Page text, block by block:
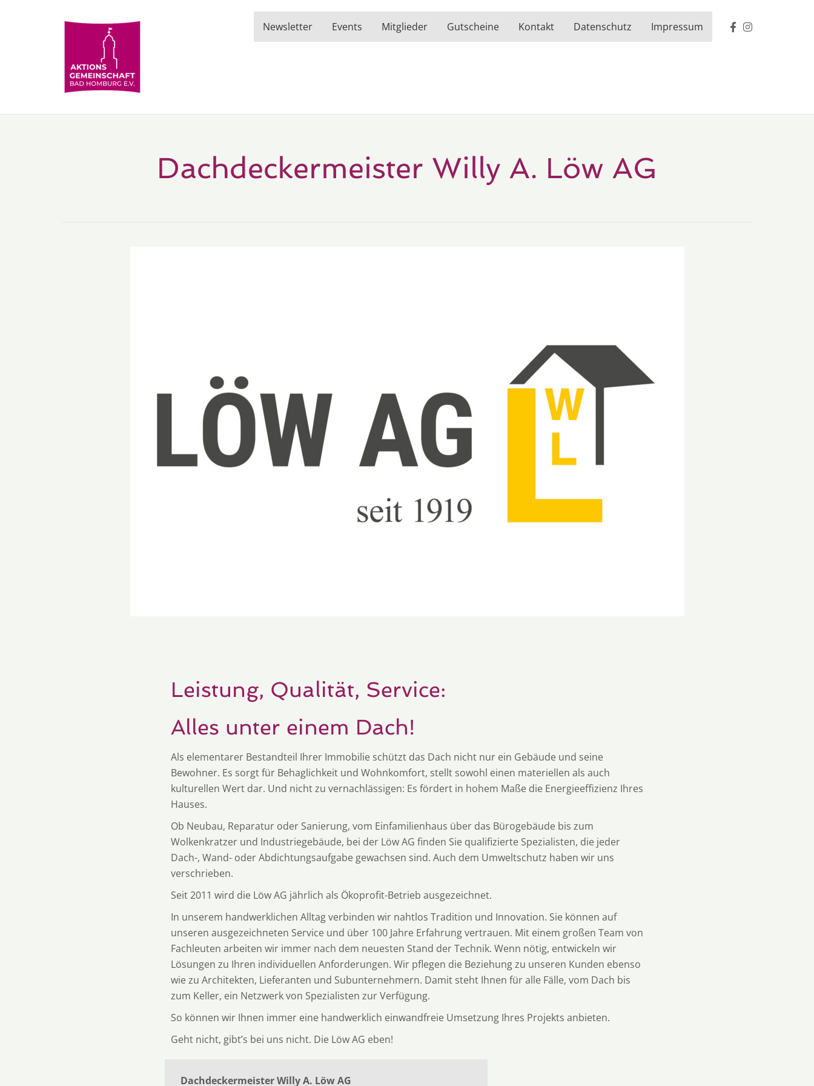
Newsletter Events Mitglieder Gutscheine Kontakt Datenschutz Impressum
Dachdeckermeister Willy A. Löw AG
Leistung, Qualität, Service:
Alles unter einem Dach!
Als elementarer Bestandteil Ihrer Immobilie schützt das Dach nicht nur ein Gebäude und seine
Bewohner. Es sorgt für Behaglichkeit und Wohnkomfort, stellt sowohl einen materiellen als auch
kulturellen Wert dar. Und nicht zu vernachlässigen: Es fördert in hohem Maße die Energieeffizienz Ihres
Hauses.
Ob Neubau, Reparatur oder Sanierung, vom Einfamilienhaus über das Bürogebäude bis zum
Wolkenkratzer und Industriegebäude, bei der Löw AG finden Sie qualifizierte Spezialisten, die jeder
Dach-, Wand- oder Abdichtungsaufgabe gewachsen sind. Auch dem Umweltschutz haben wir uns
verschrieben.
Seit 2011 wird die Löw AG jährlich als Ökoprofit-Betrieb ausgezeichnet.
In unserem handwerklichen Alltag verbinden wir nahtlos Tradition und Innovation. Sie können auf
unseren ausgezeichneten Service und über 100 Jahre Erfahrung vertrauen. Mit einem großen Team von
Fachleuten arbeiten wir immer nach dem neuesten Stand der Technik. Wenn nötig, entwickeln wir
Lösungen zu Ihren individuellen Anforderungen. Wir pflegen die Beziehung zu unseren Kunden ebenso
wie zu Architekten, Lieferanten und Subunternehmern. Damit steht Ihnen für alle Fälle, vom Dach bis
zum Keller, ein Netzwerk von Spezialisten zur Verfügung.
So können wir Ihnen immer eine handwerklich einwandfreie Umsetzung Ihres Projekts anbieten.
Geht nicht, gibt’s bei uns nicht. Die Löw AG eben!
Dachdeckermeister Willy A. Löw AG